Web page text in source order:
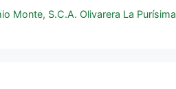
Monte, S.C.A. Olivarera La Purísima